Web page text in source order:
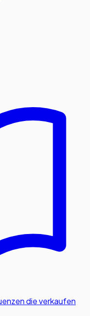
die verkaufen